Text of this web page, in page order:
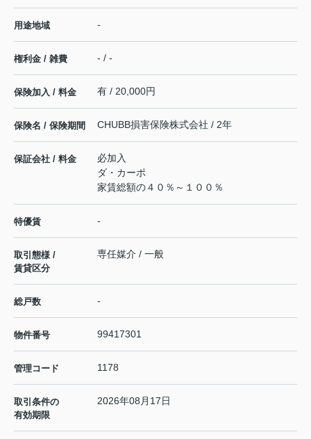
用途地域 -
権利金 / 雑費 - / -
保険加入 / 料金 有 / 20,000円
保険名 / 保険期間 CHUBB損害保険株式会社 / 2年
保証会社 / 料金
必加入
ダ・カーポ
家賃総額の４０％～１００％
特優賃 -
取引態様 /
賃貸区分
専任媒介 / 一般
総戸数 -
物件番号 99417301
管理コード 1178
取引条件の
有効期限
2026年08月17日